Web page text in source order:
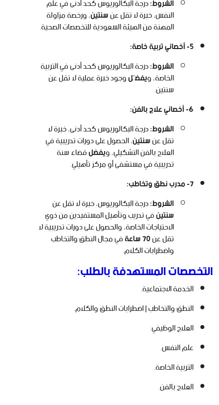
الشروط:درجة البكالوريوس كحد أدنى في علم
النفس، خبرة لا تقل عنسنتين، ورخصة مزاولة
المهنة من الهيئة السعودية للتخصصات الصحية.
5- أخصائي تربية خاصة:
الشروط:درجة البكالوريوس كحد أدنى في التربية
الخاصة، ويفضّلوجود خبرة عملية لا تقل عن
سنتين.
6- أخصائي علاج بالفن:
الشروط:درجة البكالوريوس كحد أدنى، خبرة لا
تقل عنسنتين، الحصول على دورات تدريبية في
العلاج بالفن التشكيلي، ويفضلقضاء سنة
تدريبية في مستشفى أو مركز تأهيلي.
7- مدرب نطق وتخاطب:
الشروط:درجة البكالوريوس، خبرة لا تقل عن
سنتينفي تدريب وتأهيل المستفيدين من ذوي
الاحتياجات الخاصة، والحصول على دورات تدريبية لا
تقل عن70 ساعة في مجال النطق والتخاطب
واضطرابات الكلام.
التخصصات المستهدفة بالطلب:
الخدمة الاجتماعية.
النطق والتخاطب | اضطرابات النطق والكلام.
العلاج الوظيفي.
علم النفس.
التربية الخاصة.
العلاج بالفن.